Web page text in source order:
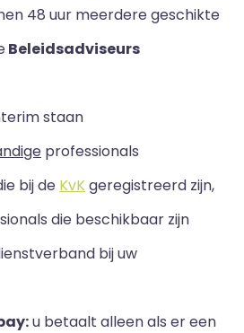
48 uur meerdere geschikte
Beleidsadviseurs
staan
professionals
bij de KvKgeregistreerd zijn,
die beschikbaar zijn
bij uw
u betaalt alleen als er een